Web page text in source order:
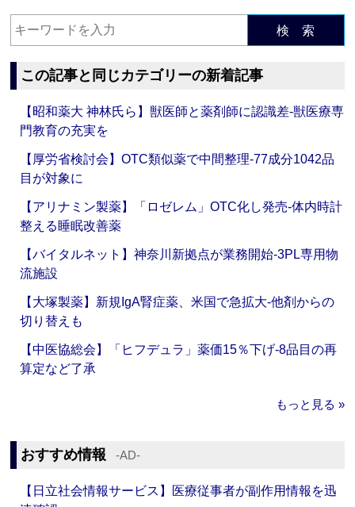
検 索
この記事と同じカテゴリーの新着記事
【昭和薬大 神林氏ら】獣医師と薬剤師に認識差‐獣医療専
門教育の充実を
【厚労省検討会】OTC類似薬で中間整理‐77成分1042品
目が対象に
【アリナミン製薬】「ロゼレム」OTC化し発売‐体内時計
整える睡眠改善薬
【バイタルネット】神奈川新拠点が業務開始‐3PL専用物
流施設
【大塚製薬】新規IgA腎症薬、米国で急拡大‐他剤からの
切り替えも
【中医協総会】「ヒフデュラ」薬価15％下げ‐8品目の再
算定など了承
もっと見る »
おすすめ情報 ‐AD‐
【日立社会情報サービス】医療従事者が副作用情報を迅